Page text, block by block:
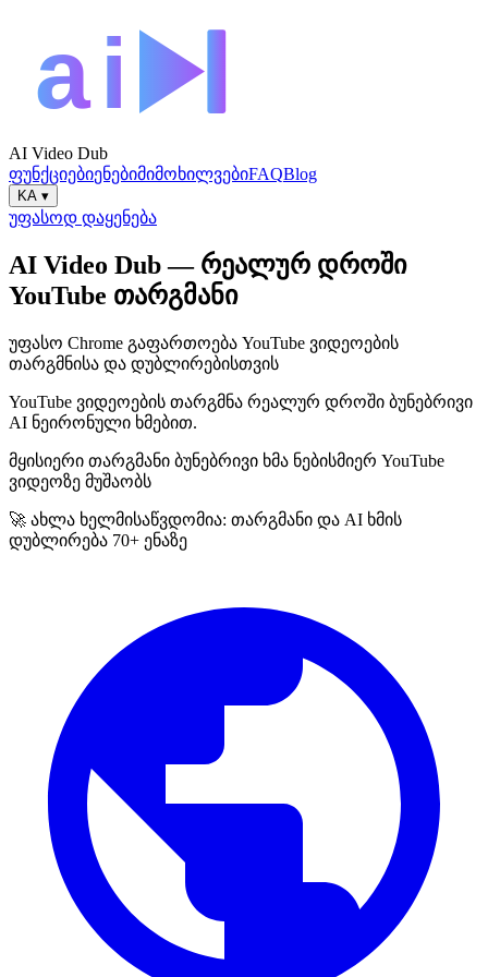
AI Video Dub
ფუნქციებიენებიმიმოხილვებიFAQBlog
KA ▾
უფასოდ დაყენება
AI Video Dub — რეალურ დროში
YouTube თარგმანი
უფასო Chrome გაფართოება YouTube ვიდეოების
თარგმნისა და დუბლირებისთვის
YouTube ვიდეოების თარგმნა რეალურ დროში ბუნებრივი
AI ნეირონული ხმებით.
მყისიერი თარგმანი ბუნებრივი ხმა ნებისმიერ YouTube
ვიდეოზე მუშაობს
🚀 ახლა ხელმისაწვდომია: თარგმანი და AI ხმის
დუბლირება 70+ ენაზე